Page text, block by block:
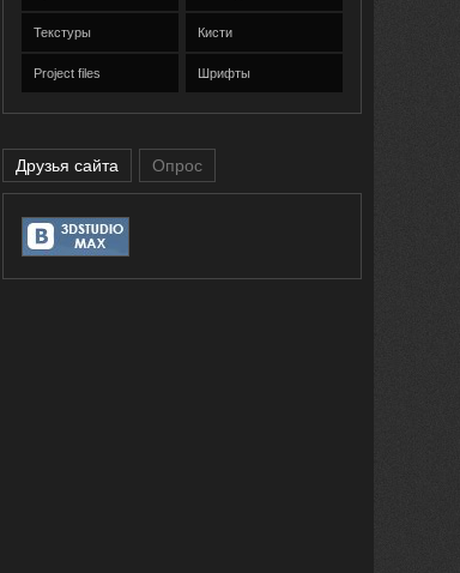
Текстуры
Project files
Кисти
Шрифты
Друзья сайта Опрос